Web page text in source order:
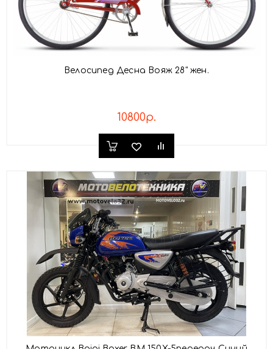
Велосипед Десна Вояж 28" жен.
10800р.